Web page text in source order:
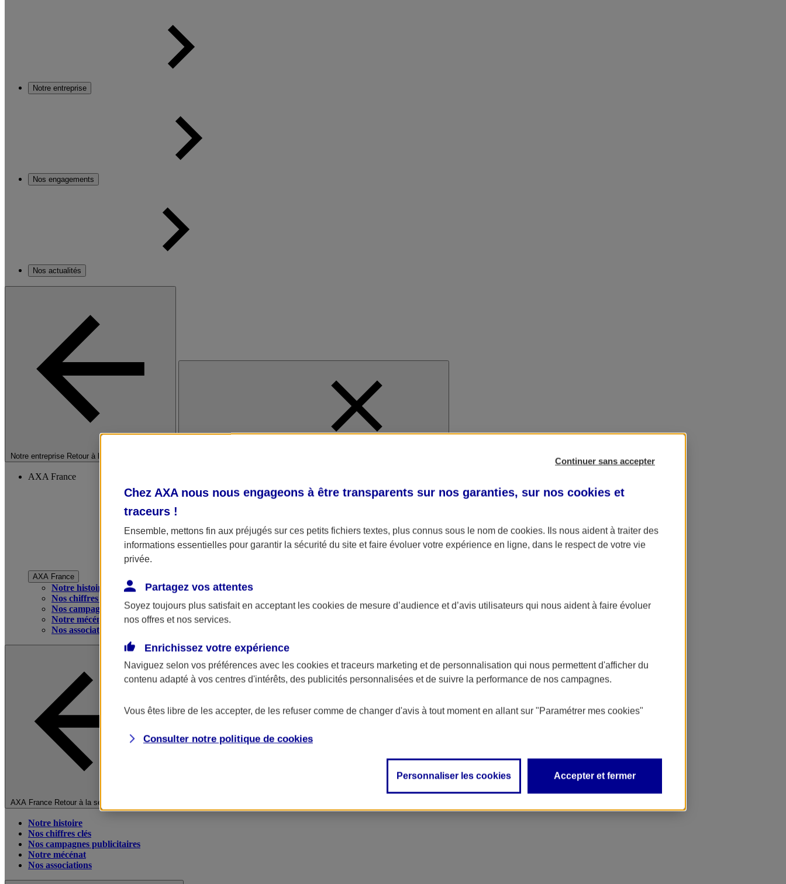
Notre entreprise
Nos engagements
Nos actualités
Notre entreprise Retour à la section précédente
AXA France
AXA France
Notre histoire
Nos chiffres clés
Nos campagnes publicitaires
Notre mécénat
Nos associations
AXA France Retour à la section précédente
Notre histoire
Nos chiffres clés
Nos campagnes publicitaires
Notre mécénat
Nos associations
Continuer sans accepter
Chez AXA nous nous engageons à être transparents sur nos garanties, sur nos cookies et
traceurs !
Ensemble, mettons fin aux préjugés sur ces petits fichiers textes, plus connus sous le nom de cookies. Ils nous aident à traiter des
informations essentielles pour garantir la sécurité du site et faire évoluer votre expérience en ligne, dans le respect de votre vie
privée.
Partagez vos attentes
Soyez toujours plus satisfait en acceptant les cookies de mesure d’audience et d’avis utilisateurs qui nous aident à faire évoluer
nos offres et nos services.
Enrichissez votre expérience
Naviguez selon vos préférences avec les cookies et traceurs marketing et de personnalisation qui nous permettent d'afficher du
contenu adapté à vos centres d'intérêts, des publicités personnalisées et de suivre la performance de nos campagnes.
Vous êtes libre de les accepter, de les refuser comme de changer d'avis à tout moment en allant sur "Paramétrer mes cookies"
Consulter notre politique de cookies
Personnaliser les cookies Accepter et fermer